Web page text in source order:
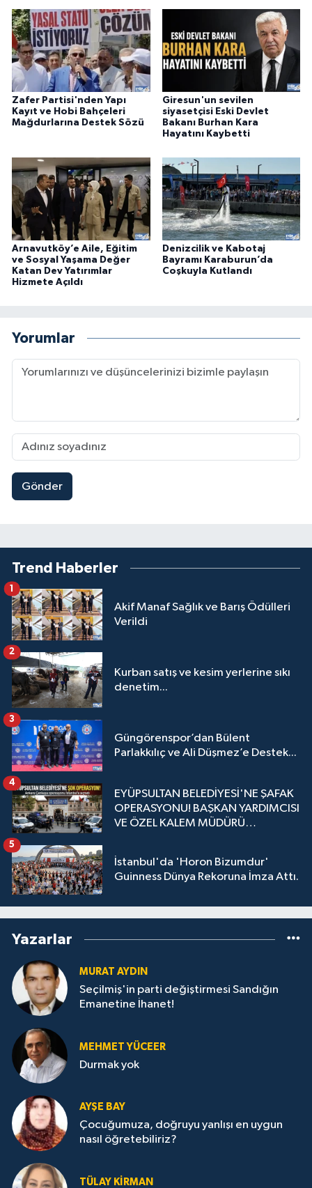
Zafer Partisi'nden Yapı
Kayıt ve Hobi Bahçeleri
Mağdurlarına Destek Sözü
Giresun'un sevilen
siyasetçisi Eski Devlet
Bakanı Burhan Kara
Hayatını Kaybetti
Arnavutköy’e Aile, Eğitim
ve Sosyal Yaşama Değer
Katan Dev Yatırımlar
Hizmete Açıldı
Denizcilik ve Kabotaj
Bayramı Karaburun’da
Coşkuyla Kutlandı
Yorumlar
Gönder
Trend Haberler
Akif Manaf Sağlık ve Barış Ödülleri
Verildi
1
Kurban satış ve kesim yerlerine sıkı
denetim...
2
Güngörenspor’dan Bülent
Parlakkılıç ve Ali Düşmez’e Destek...
3
EYÜPSULTAN BELEDİYESİ'NE ŞAFAK
OPERASYONU! BAŞKAN YARDIMCISI
VE ÖZEL KALEM MÜDÜRÜ
4
İstanbul'da 'Horon Bizumdur'
Guinness Dünya Rekoruna İmza Attı.
5
Yazarlar
MURAT AYDIN
Seçilmiş'in parti değiştirmesi Sandığın
Emanetine İhanet!
MEHMET YÜCEER
Durmak yok
AYŞE BAY
Çocuğumuza, doğruyu yanlışı en uygun
nasıl öğretebiliriz?
TÜLAY KİRMAN